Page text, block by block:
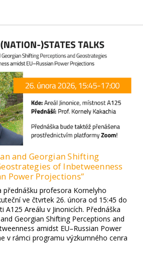
and Georgian Shifting
of Inbetweenness
Power Projections”
přednášku profesora Kornelyho
ve čtvrtek 26. února od 15:45 do
A125 Areálu v Jinonicích. Přednáška
Georgian Shifting Perceptions and
amidst EU–Russian Power
v rámci programu výzkumného cenra